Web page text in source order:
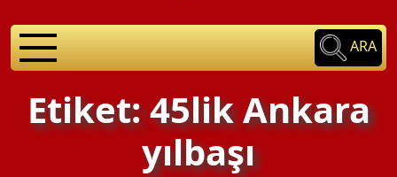
ARA
Etiket: 45lik Ankara
yılbaşı